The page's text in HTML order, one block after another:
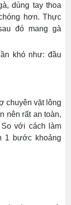
dùng tay thoa
hơn. Thực
đó mang gà
khó như: đầu
chuyên vặt lông
nên rất an toàn,
với cách làm
1 bước khoảng